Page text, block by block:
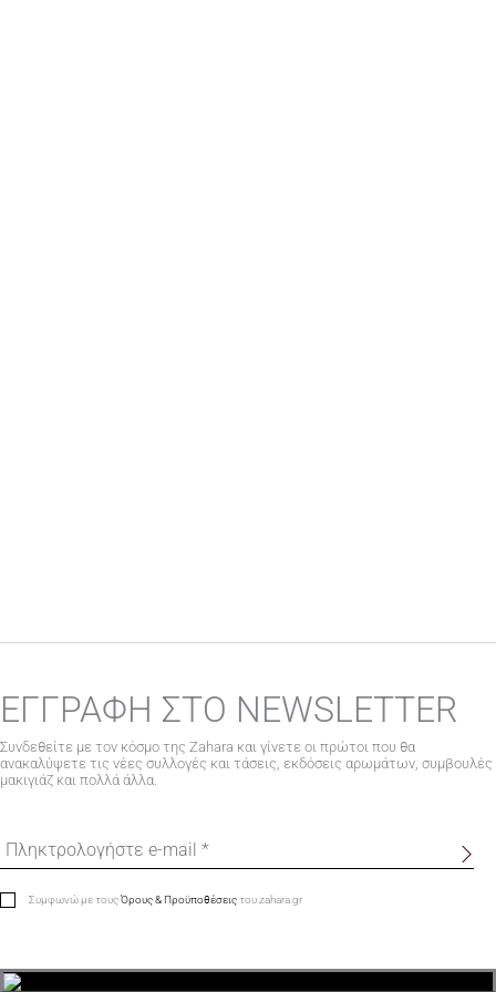
ΕΓΓΡΑΦΗ ΣΤΟ NEWSLETTER
Συνδεθείτε με τον κόσμο της Zahara και γίνετε οι πρώτοι που θα
ανακαλύψετε τις νέες συλλογές και τάσεις, εκδόσεις αρωμάτων, συμβουλές
μακιγιάζ και πολλά άλλα.
Συμφωνώ με τουςΌρους & Προϋποθέσειςτου zahara.gr